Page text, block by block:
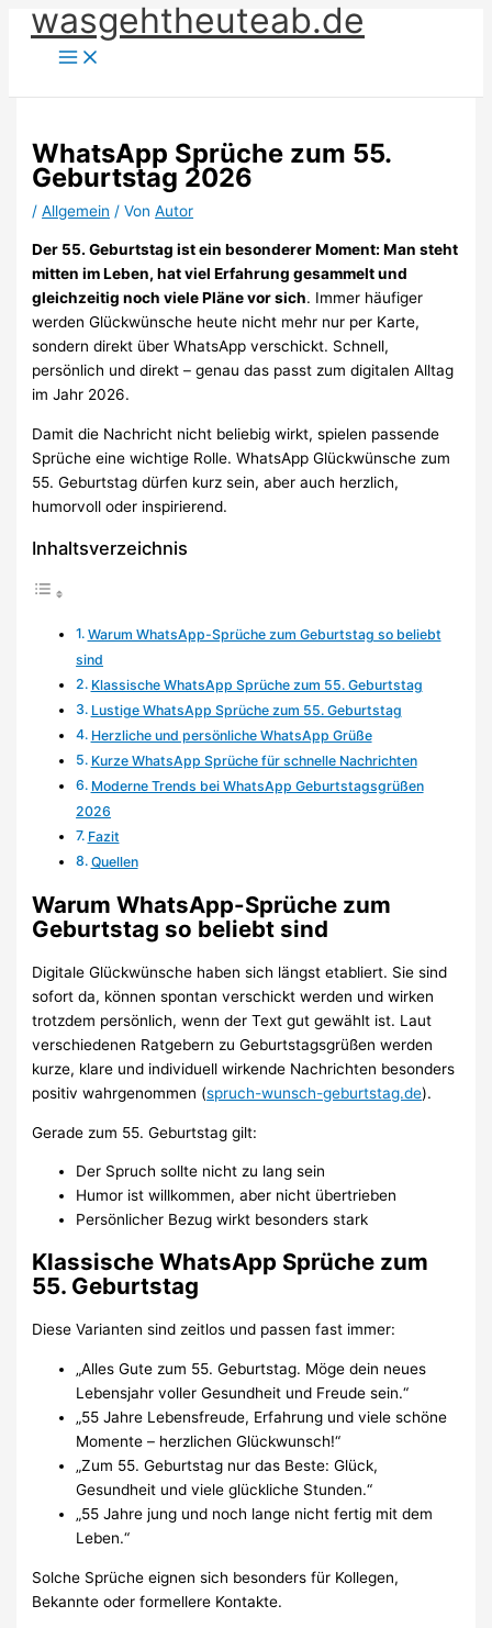
Zum
Inhalt
springen
wasgehtheuteab.de
WhatsApp Sprüche zum 55.
Geburtstag 2026
/Allgemein / VonAutor
Der 55. Geburtstag ist ein besonderer Moment: Man steht
mitten im Leben, hat viel Erfahrung gesammelt und
gleichzeitig noch viele Pläne vor sich. Immer häufiger
werden Glückwünsche heute nicht mehr nur per Karte,
sondern direkt über WhatsApp verschickt. Schnell,
persönlich und direkt – genau das passt zum digitalen Alltag
im Jahr 2026.
Damit die Nachricht nicht beliebig wirkt, spielen passende
Sprüche eine wichtige Rolle. WhatsApp Glückwünsche zum
55. Geburtstag dürfen kurz sein, aber auch herzlich,
humorvoll oder inspirierend.
Inhaltsverzeichnis
Warum WhatsApp-Sprüche zum Geburtstag so beliebt
sind
Klassische WhatsApp Sprüche zum 55. Geburtstag
Lustige WhatsApp Sprüche zum 55. Geburtstag
Herzliche und persönliche WhatsApp Grüße
Kurze WhatsApp Sprüche für schnelle Nachrichten
Moderne Trends bei WhatsApp Geburtstagsgrüßen
2026
Fazit
Quellen
Warum WhatsApp-Sprüche zum
Geburtstag so beliebt sind
Digitale Glückwünsche haben sich längst etabliert. Sie sind
sofort da, können spontan verschickt werden und wirken
trotzdem persönlich, wenn der Text gut gewählt ist. Laut
verschiedenen Ratgebern zu Geburtstagsgrüßen werden
kurze, klare und individuell wirkende Nachrichten besonders
positiv wahrgenommen (spruch-wunsch-geburtstag.de).
Gerade zum 55. Geburtstag gilt:
Der Spruch sollte nicht zu lang sein
Humor ist willkommen, aber nicht übertrieben
Persönlicher Bezug wirkt besonders stark
Klassische WhatsApp Sprüche zum
55. Geburtstag
Diese Varianten sind zeitlos und passen fast immer:
„Alles Gute zum 55. Geburtstag. Möge dein neues
Lebensjahr voller Gesundheit und Freude sein.“
„55 Jahre Lebensfreude, Erfahrung und viele schöne
Momente – herzlichen Glückwunsch!“
„Zum 55. Geburtstag nur das Beste: Glück,
Gesundheit und viele glückliche Stunden.“
„55 Jahre jung und noch lange nicht fertig mit dem
Leben.“
Solche Sprüche eignen sich besonders für Kollegen,
Bekannte oder formellere Kontakte.